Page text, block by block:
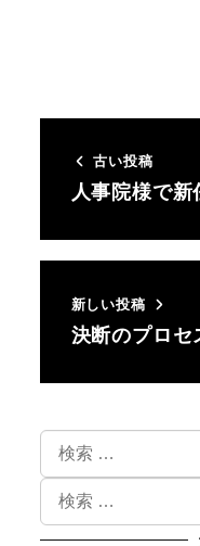
古い投稿
人事院様で
新しい投稿
決断のプロ